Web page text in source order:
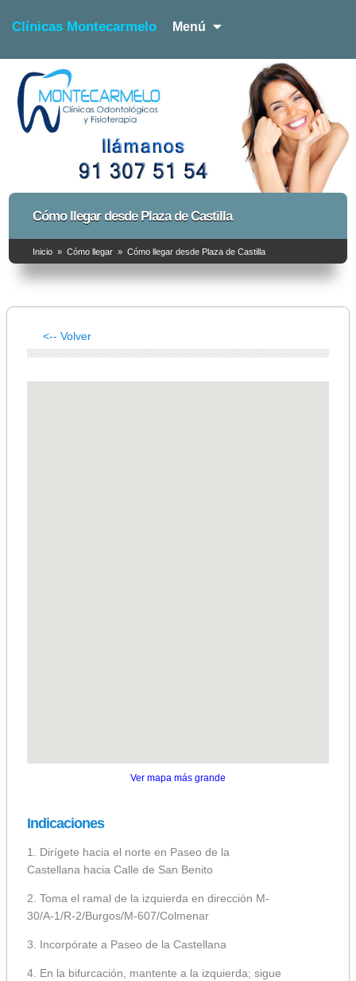
Clínicas Montecarmelo Menú
Clínicas Montecarmelo –
Dentista y Fisioterapia
Cómo llegar desde Plaza de Castilla
Inicio »Cómo llegar »Cómo llegar desde Plaza de Castilla
<-- Volver
Ver mapa más grande
Indicaciones
1. Dirígete hacia el norte en Paseo de la
Castellana hacia Calle de San Benito
2. Toma el ramal de la izquierda en dirección M-
30/A-1/R-2/Burgos/M-607/Colmenar
3. Incorpórate a Paseo de la Castellana
4. En la bifurcación, mantente a la izquierda; sigue